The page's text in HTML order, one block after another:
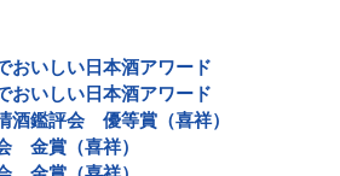
おいしい日本酒アワード
おいしい日本酒アワード
酒鑑評会 優等賞（喜祥）
金賞（喜祥）